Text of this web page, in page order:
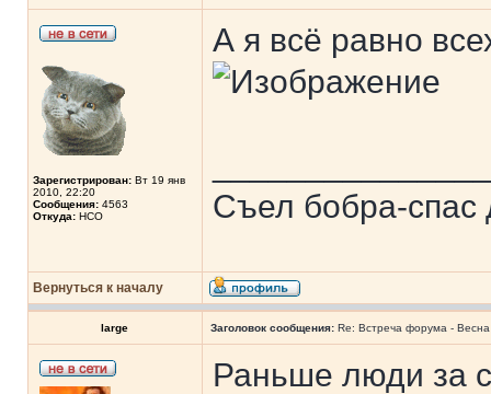
Зарегистрирован: Вт 19 янв
2010, 22:20
Сообщения: 4563
Откуда: НСО
А я всё равно
Съел бобра-спас
Вернуться к началу
large Заголовок сообщения: Re: Встреча форума -
Раньше люди за